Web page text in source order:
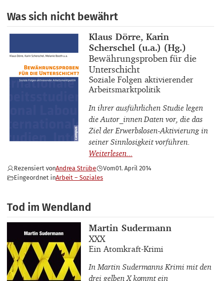
Was sich nicht bewährt
Buchautor_innen
Klaus Dörre, Karin
Scherschel (u.a.) (Hg.)
Buchtitel
Bewährungsproben für die
Unterschicht
Buchuntertitel
Soziale Folgen aktivierender
Arbeitsmarktpolitik
In ihrer ausführlichen Studie legen
die Autor_innen Daten vor, die das
Ziel der Erwerbslosen-Aktivierung in
seiner Sinnlosigkeit vorführen.
Rezensiert vonAndrea Strübe Vom01. April 2014
Eingeordnet inArbeit – Soziales
Tod im Wendland
Buchautor_innen
Martin Sudermann
Buchtitel
XXX
Buchuntertitel
Ein Atomkraft-Krimi
In Martin Sudermanns Krimi mit den
drei gelben X kommt ein